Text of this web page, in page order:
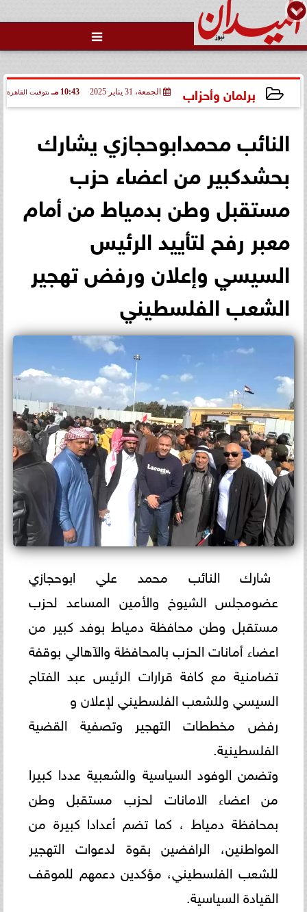

برلمان وأحزاب الجمعة، 31 يناير 2025 10:43 مـ بتوقيت القاهرة
النائب محمدابوحجازي يشارك
بحشدكبير من اعضاء حزب
مستقبل وطن بدمياط من أمام
معبر رفح لتأييد الرئيس
السيسي وإعلان ورفض تهجير
الشعب الفلسطيني
شارك النائب محمد علي ابوحجازي
عضومجلس الشيوخ والأمين المساعد لحزب
مستقبل وطن محافظة دمياط بوفد كبير من
اعضاء أمانات الحزب بالمحافظة والآهالي بوقفة
تضامنية مع كافة قرارات الرئيس عبد الفتاح
السيسي وللشعب الفلسطيني لإعلان و
رفض مخططات التهجير وتصفية القضية
الفلسطينية.
وتضمن الوفود السياسية والشعبية عددا كبيرا
من اعضاء الامانات لحزب مستقبل وطن
بمحافظة دمياط ، كما تضم أعدادا كبيرة من
المواطنين، الرافضين بقوة لدعوات التهجير
للشعب الفلسطيني، مؤكدين دعمهم للموقف
القيادة السياسية.